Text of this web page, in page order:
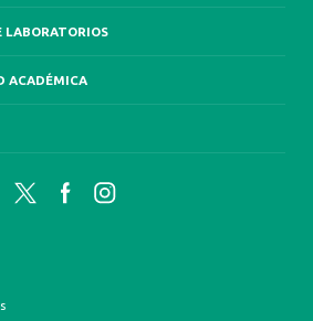
LABORATORIOS
ACADÉMICA
Twitter FacebookInstagram